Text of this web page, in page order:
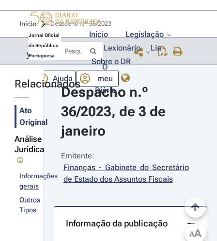
Jornal Oficial
da República
Portuguesa
Início
Legislação
Lexionário
Lia
Sobre o DR
Ajuda
O
meu
Diário
Início
Voltar
Relacionados
Ato
Original
Análise
Jurídica
Informações
gerais
Outros
Tipos
Despacho n.º
36/2023, de 3 de
janeiro
Emitente:
Finanças - Gabinete do Secretário
de Estado dos Assuntos Fiscais
Informação da publicação
AA